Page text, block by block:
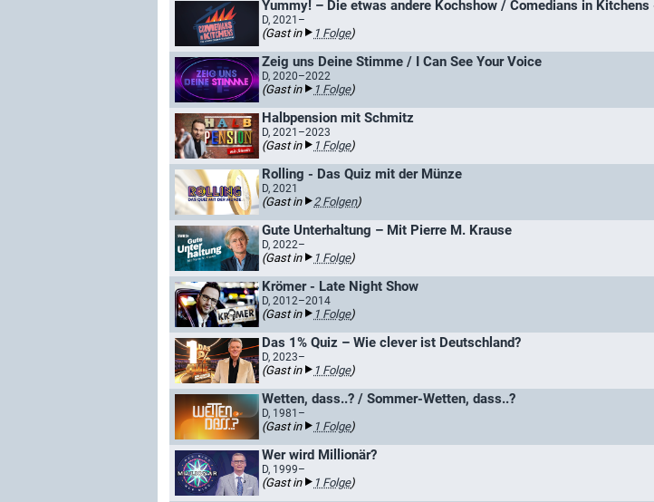
D, 2021–
(Gast in 1 Folge)
Zeig uns Deine Stimme / I Can See Your Voice
D, 2020–2022
(Gast in 1 Folge)
Halbpension mit Schmitz
D, 2021–2023
(Gast in 1 Folge)
Rolling - Das Quiz mit der Münze
D, 2021
(Gast in 2 Folgen)
Gute Unterhaltung – Mit Pierre M. Krause
D, 2022–
(Gast in 1 Folge)
Krömer - Late Night Show
D, 2012–2014
(Gast in 1 Folge)
Das 1% Quiz – Wie clever ist Deutschland?
D, 2023–
(Gast in 1 Folge)
Wetten, dass..? / Sommer-Wetten, dass..?
D, 1981–
(Gast in 1 Folge)
Wer wird Millionär?
D, 1999–
(Gast in 1 Folge)